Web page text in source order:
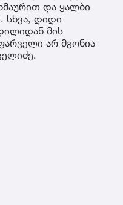
და ყალბი
სხვა, დიდი
მის
არ მგონია